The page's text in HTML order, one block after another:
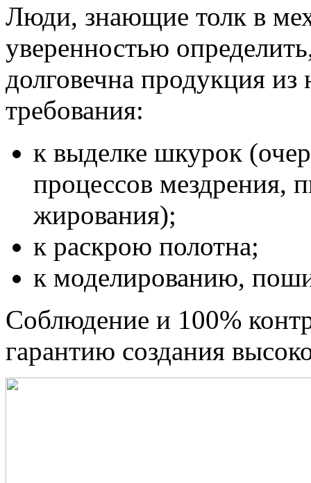
Люди, знающие толк в
уверенностью
долговечна продукция
требования:
к выделке шкурок
процессов мездрения,
жирования);
к раскрою полотна;
к моделированию,
Соблюдение и 100%
гарантию создания